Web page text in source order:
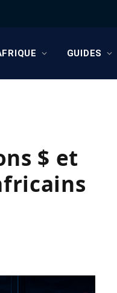
GUIDES
$ et